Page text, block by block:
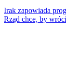
Irak zapowiada
Rząd chce, by